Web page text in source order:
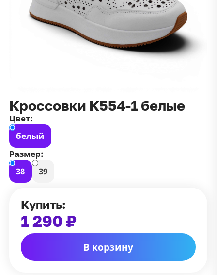
Кроссовки К554-1 белые
Цвет:
белый
Размер:
38
39
Купить:
1 290 ₽
В корзину
данных
ипубличной оффертой
Зарегистрироваться
100 ₽100 ₽
42